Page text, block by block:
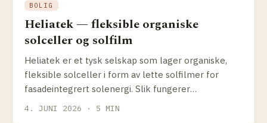
BOLIG
Heliatek — fleksible organiske
solceller og solfilm
Heliatek er et tysk selskap som lager organiske,
fleksible solceller i form av lette solfilmer for
fasadeintegrert solenergi. Slik fungerer
4. JUNI 2026 · 5 MIN